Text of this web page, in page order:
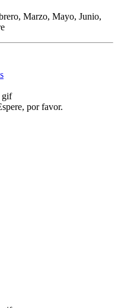
Marzo, Mayo, Junio,
por favor.